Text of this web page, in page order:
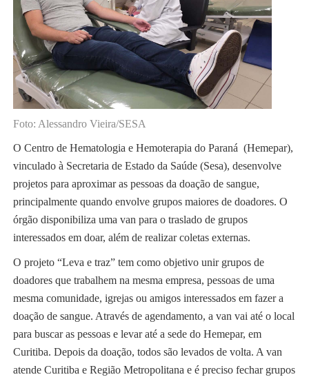
Foto: Alessandro Vieira/SESA
O Centro de Hematologia e Hemoterapia do Paraná (Hemepar),
vinculado à Secretaria de Estado da Saúde (Sesa), desenvolve
projetos para aproximar as pessoas da doação de sangue,
principalmente quando envolve grupos maiores de doadores. O
órgão disponibiliza uma van para o traslado de grupos
interessados em doar, além de realizar coletas externas.
O projeto “Leva e traz” tem como objetivo unir grupos de
doadores que trabalhem na mesma empresa, pessoas de uma
mesma comunidade, igrejas ou amigos interessados em fazer a
doação de sangue. Através de agendamento, a van vai até o local
para buscar as pessoas e levar até a sede do Hemepar, em
Curitiba. Depois da doação, todos são levados de volta. A van
atende Curitiba e Região Metropolitana e é preciso fechar grupos